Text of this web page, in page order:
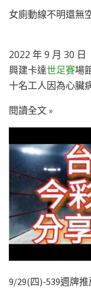
女廁動線不明還無
2022 年 9 月 30 日
興建卡達世足賽場
十名工人因為心臟
閱讀全文 »
9/29(四)-539週牌推